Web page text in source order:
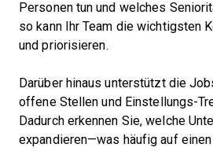
Personen tun und welches
so kann Ihr Team die wichtigsten
und priorisieren.
Darüber hinaus unterstützt die
offene Stellen und Einstellungs-
Dadurch erkennen Sie, welche
expandieren—was häufig auf